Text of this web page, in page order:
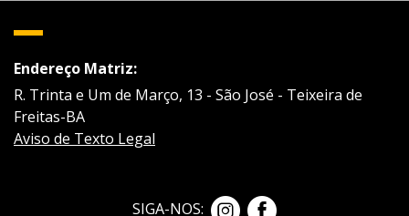
Endereço Matriz:
R. Trinta e Um de Março, 13 - São José - Teixeira de
Freitas-BA
Aviso de Texto Legal
SIGA-NOS: